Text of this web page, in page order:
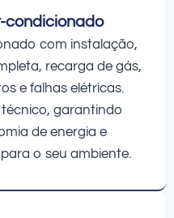
condicionado
com instalação,
recarga de gás,
e falhas elétricas.
garantindo
de energia e
o seu ambiente.